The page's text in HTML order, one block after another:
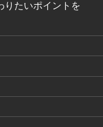
りたいポイントを